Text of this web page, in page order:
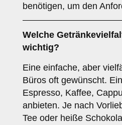
benötigen, um den
Welche
wichtig?
Eine einfache, aber
Büros oft gewünscht.
Espresso, Kaffee,
anbieten. Je nach
Tee oder heiße